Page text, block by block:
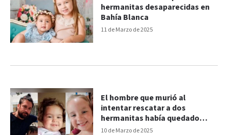
11 de Marzo de 2025
hermanitas desaparecidas en
Bahía Blanca
10 de Marzo de 2025
El hombre que murió al
intentar rescatar a dos
hermanitas había quedado
varado en Bahía Blanca